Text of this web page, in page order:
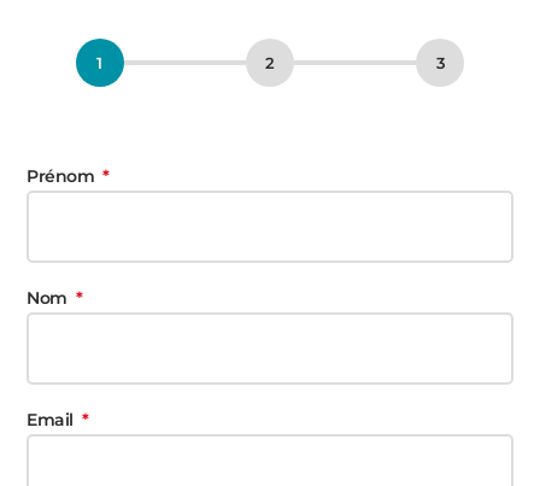
Prénom
Nom
Email